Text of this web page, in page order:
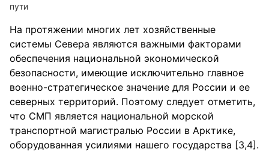
пути
На протяжении многих лет хозяйственные
системы Севера являются важными факторами
обеспечения национальной экономической
безопасности, имеющие исключительно главное
военно-стратегическое значение для России и ее
северных территорий. Поэтому следует отметить,
что СМП является национальной морской
транспортной магистралью России в Арктике,
оборудованная усилиями нашего государства [3,4].